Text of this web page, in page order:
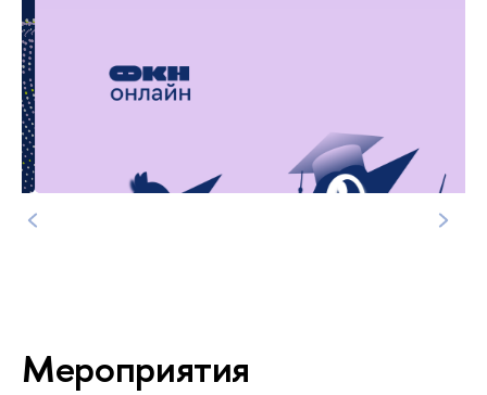
Мероприятия